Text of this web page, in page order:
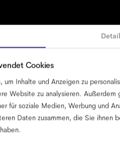
Cookies
Inhalte und Anzeigen zu
Website zu analysieren.
für soziale Medien, Werbung und
Daten zusammen, die Sie ihnen
Allgemeine